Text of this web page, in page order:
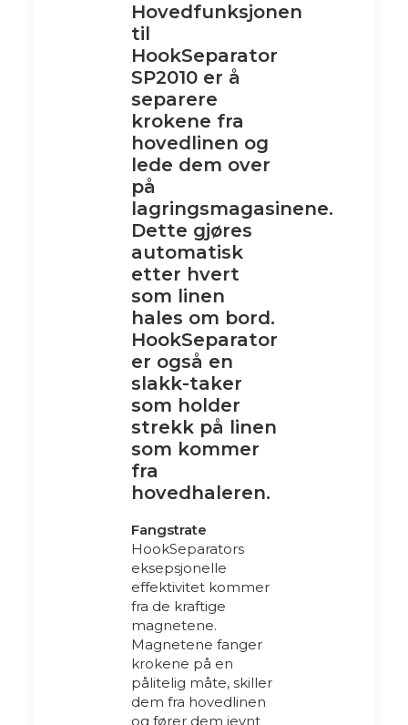
Hovedfunksjonen
til
HookSeparator
SP2010 er å
separere
krokene fra
hovedlinen og
lede dem over
på
lagringsmagasinene.
Dette gjøres
automatisk
etter hvert
som linen
hales om bord.
HookSeparator
er også en
slakk-taker
som holder
strekk på linen
som kommer
fra
hovedhaleren.
Fangstrate
HookSeparators
eksepsjonelle
effektivitet kommer
fra de kraftige
magnetene.
Magnetene fanger
krokene på en
pålitelig måte, skiller
dem fra hovedlinen
og fører dem jevnt